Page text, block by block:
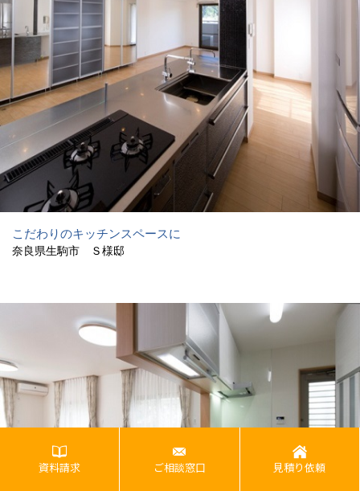
こだわりのキッチンスペースに
奈良県生駒市 Ｓ様邸
資料請求 ご相談窓口 見積り依頼